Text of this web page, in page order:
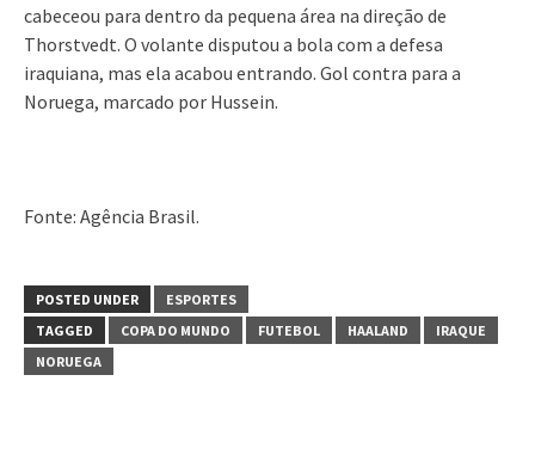
cabeceou para dentro da pequena área na direção de
Thorstvedt. O volante disputou a bola com a defesa
iraquiana, mas ela acabou entrando. Gol contra para a
Noruega, marcado por Hussein.
Fonte: Agência Brasil.
POSTED UNDER
ESPORTES
TAGGED
COPA DO MUNDO FUTEBOL HAALAND
IRAQUE
NORUEGA